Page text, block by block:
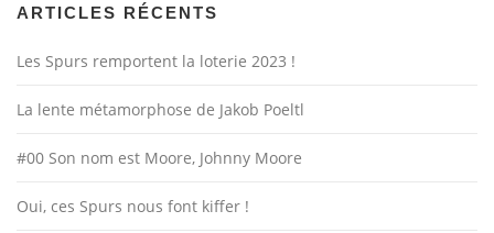
ARTICLES RÉCENTS
Les Spurs remportent la loterie 2023 !
La lente métamorphose de Jakob Poeltl
#00 Son nom est Moore, Johnny Moore
Oui, ces Spurs nous font kiffer !